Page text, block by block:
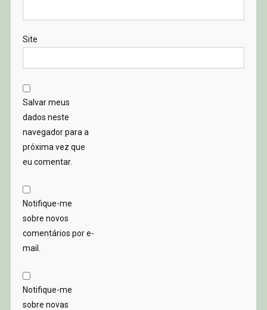
Site
Salvar meus
dados neste
navegador para a
próxima vez que
eu comentar.
Notifique-me
sobre novos
comentários por e-
mail.
Notifique-me
sobre novas